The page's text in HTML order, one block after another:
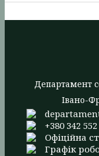
Департамент
Івано-
+380 342
Офіційна
Графік